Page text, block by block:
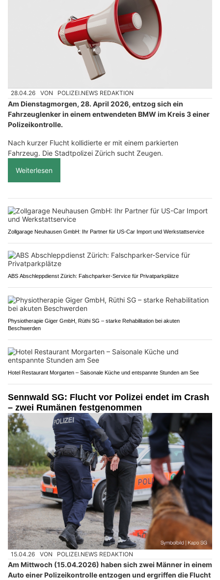
28.04.26 VON POLIZEI.NEWS REDAKTION
Am Dienstagmorgen, 28. April 2026, entzog sich ein
Fahrzeuglenker in einem entwendeten BMW im Kreis 3 einer
Polizeikontrolle.
Nach kurzer Flucht kollidierte er mit einem parkierten
Fahrzeug. Die Stadtpolizei Zürich sucht Zeugen.
Weiterlesen
Zollgarage Neuhausen GmbH: Ihr Partner für US-Car Import und Werkstattservice
ABS Abschleppdienst Zürich: Falschparker-Service für Privatparkplätze
Physiotherapie Giger GmbH, Rüthi SG – starke Rehabilitation bei akuten
Beschwerden
Hotel Restaurant Morgarten – Saisonale Küche und entspannte Stunden am See
Sennwald SG: Flucht vor Polizei endet im Crash
– zwei Rumänen festgenommen
15.04.26 VON POLIZEI.NEWS REDAKTION
Am Mittwoch (15.04.2026) haben sich zwei Männer in einem
Auto einer Polizeikontrolle entzogen und ergriffen die Flucht